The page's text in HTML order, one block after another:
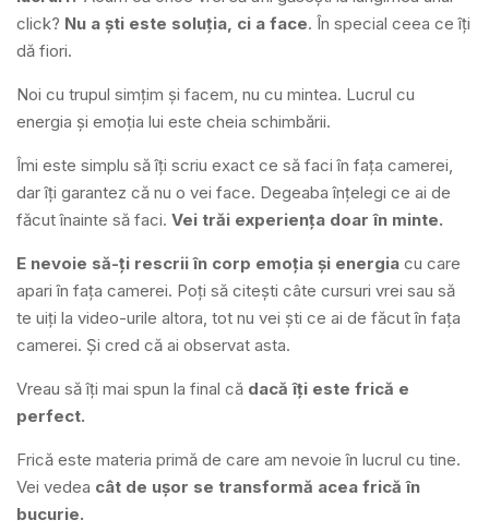
click? Nu a ști este soluția, ci a face. În special ceea ce îți
dă fiori.
Noi cu trupul simțim și facem, nu cu mintea. Lucrul cu
energia și emoția lui este cheia schimbării.
Îmi este simplu să îți scriu exact ce să faci în fața camerei,
dar îți garantez că nu o vei face. Degeaba înțelegi ce ai de
făcut înainte să faci. Vei trăi experiența doar în minte.
E nevoie să-ți rescrii în corp emoția și energia cu care
apari în fața camerei. Poți să citești câte cursuri vrei sau să
te uiți la video-urile altora, tot nu vei ști ce ai de făcut în fața
camerei. Și cred că ai observat asta.
Vreau să îți mai spun la final că dacă îți este frică e
perfect.
Frică este materia primă de care am nevoie în lucrul cu tine.
Vei vedea cât de ușor se transformă acea frică în
bucurie.